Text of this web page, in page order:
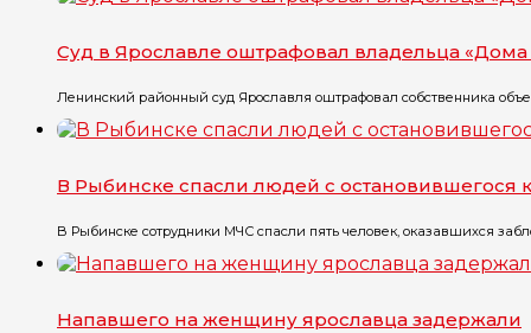
Суд в Ярославле оштрафовал владельца «Дома
Ленинский районный суд Ярославля оштрафовал собственника
В Рыбинске спасли людей с остановившегося
В Рыбинске сотрудники МЧС спасли пять человек, оказавшихся
Напавшего на женщину ярославца задержали